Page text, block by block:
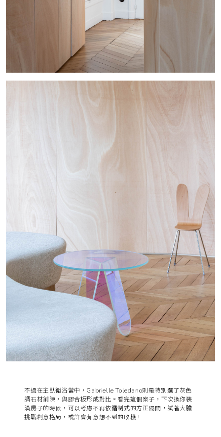
不過在主臥衛浴當中，Gabrielle Toledano則是特別選了灰色
調石材鋪陳，與膠合板形成對比。看完這個案子，下次換你裝
潢房子的時候，可以考慮不再依循制式的方正隔間，試著大膽
挑戰創意格局，或許會有意想不到的收穫！